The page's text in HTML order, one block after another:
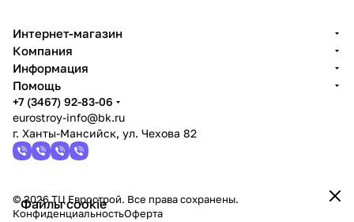
Файлы cookie
Интернет-магазин
Компания
Информация
Помощь
+7 (3467) 92-83-06
eurostroy-info@bk.ru
г. Ханты-Мансийск, ул. Чехова 82
© 2026 ТЦ Еврострой. Все права сохранены.
КонфиденциальностьОферта